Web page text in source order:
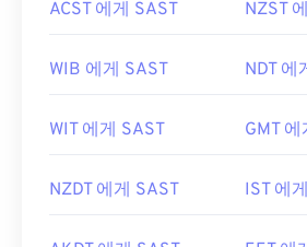
ACST 에게 SAST NZST
WIB 에게 SAST NDT 에
WIT 에게 SAST GMT
NZDT 에게 SAST IST 에